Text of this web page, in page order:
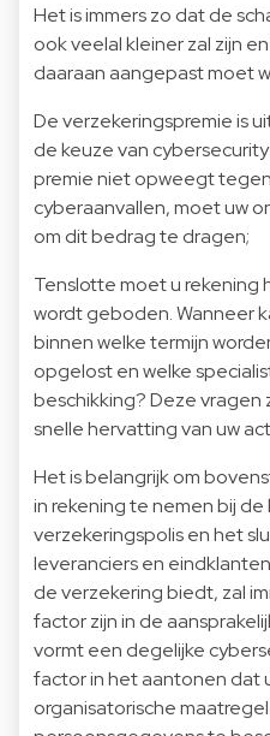
Het is immers zo dat de
ook veelal kleiner zal zijn
daaraan aangepast moet
De verzekeringspremie is
de keuze van
premie niet opweegt
cyberaanvallen, moet uw
om dit bedrag te dragen;
Tenslotte moet u rekening
wordt geboden. Wanneer
binnen welke termijn
opgelost en welke
beschikking? Deze vragen
snelle hervatting van uw
Het is belangrijk om
in rekening te nemen bij
verzekeringspolis en het
leveranciers en
de verzekering biedt, zal
factor zijn in de
vormt een degelijke
factor in het aantonen dat
organisatorische